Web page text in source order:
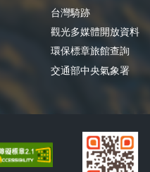
台灣騎跡
觀光多媒體開放資料
環保標章旅館查詢
交通部中央氣象署